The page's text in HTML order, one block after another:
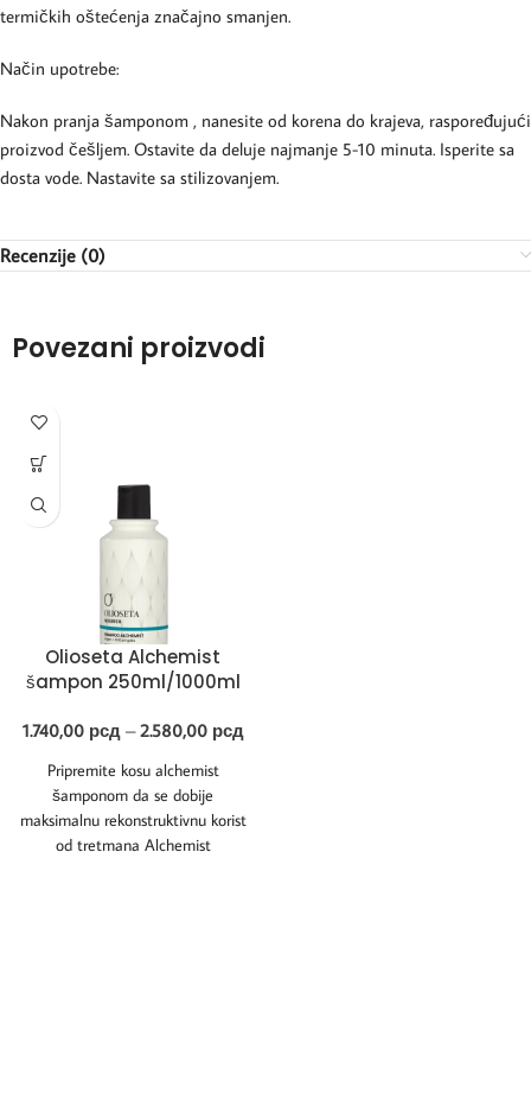
termičkih oštećenja značajno smanjen.
Način upotrebe:
Nakon pranja šamponom , nanesite od korena do krajeva, raspoređujući
proizvod češljem. Ostavite da deluje najmanje 5-10 minuta. Isperite sa
dosta vode. Nastavite sa stilizovanjem.
Recenzije (0)
Povezani proizvodi
Olioseta Alchemist
šampon 250ml/1000ml
1.740,00 рсд – 2.580,00 рсд
Pripremite kosu alchemist
šamponom da se dobije
maksimalnu rekonstruktivnu korist
od tretmana Alchemist